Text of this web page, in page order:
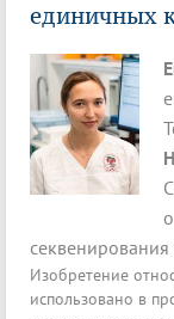
единичных
Изобретение
использовано в